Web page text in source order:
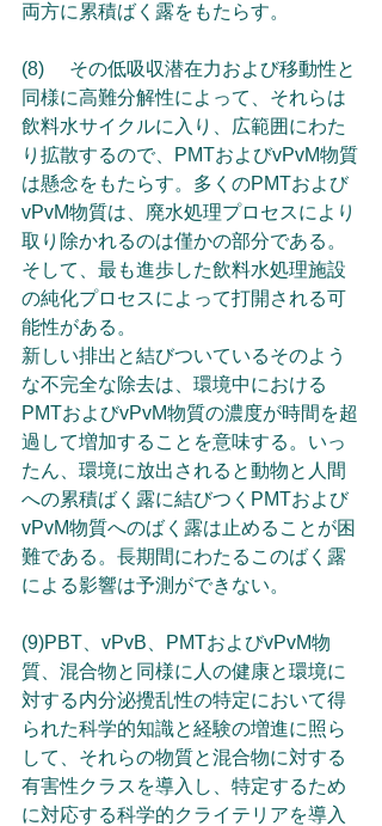
両方に累積ばく露をもたらす。
(8)	その低吸収潜在力および移動性と
同様に高難分解性によって、それらは
飲料水サイクルに入り、広範囲にわた
り拡散するので、PMTおよびvPvM物質
は懸念をもたらす。多くのPMTおよび
vPvM物質は、廃水処理プロセスにより
取り除かれるのは僅かの部分である。
そして、最も進歩した飲料水処理施設
の純化プロセスによって打開される可
能性がある。
新しい排出と結びついているそのよう
な不完全な除去は、環境中における
PMTおよびvPvM物質の濃度が時間を超
過して増加することを意味する。いっ
たん、環境に放出されると動物と人間
への累積ばく露に結びつくPMTおよび
vPvM物質へのばく露は止めることが困
難である。長期間にわたるこのばく露
による影響は予測ができない。
(9)PBT、vPvB、PMTおよびvPvM物
質、混合物と同様に人の健康と環境に
対する内分泌攪乱性の特定において得
られた科学的知識と経験の増進に照ら
して、それらの物質と混合物に対する
有害性クラスを導入し、特定するため
に対応する科学的クライテリアを導入